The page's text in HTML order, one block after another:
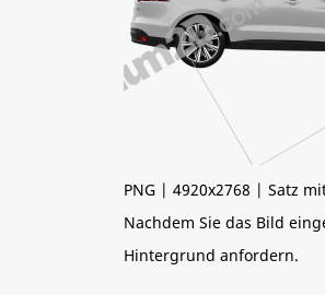
PNG | 4920x2768 | Satz
Nachdem Sie das Bild
Hintergrund anfordern.